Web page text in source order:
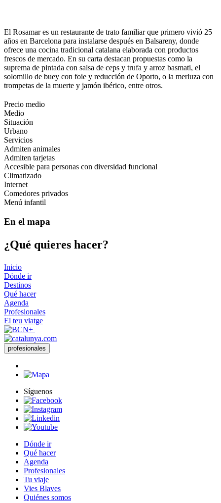
El Rosamar es un restaurante de trato familiar que primero vivió 25
años en Barcelona para instalarse después en Balsareny, donde
ofrece una cocina tradicional catalana elaborada con productos
frescos de mercado. En su carta destacan propuestas como la
suprema de pintada con salsa de ceps y trufa y arroz basmati, el
solomillo de buey con foie y reducción de Oporto, o la merluza con
trompetas de la muerte y jamón ibérico, entre otros.
Precio medio
Medio
Situación
Urbano
Servicios
Admiten animales
Admiten tarjetas
Accesible para personas con diversidad funcional
Climatizado
Internet
Comedores privados
Menú infantil
En el mapa
¿Qué quieres hacer?
Inicio
Dónde ir
Destinos
Qué hacer
Agenda
Profesionales
El teu viatge
profesionales
Síguenos
Dónde ir
Qué hacer
Agenda
Profesionales
Tu viaje
Vies Blaves
Quiénes somos